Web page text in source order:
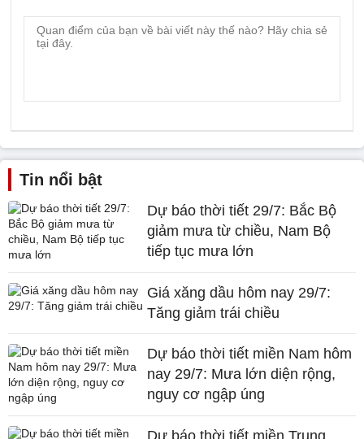
Tin nổi bật
Dự báo thời tiết 29/7: Bắc Bộ
giảm mưa từ chiều, Nam Bộ
tiếp tục mưa lớn
Giá xăng dầu hôm nay 29/7:
Tăng giảm trái chiều
Dự báo thời tiết miền Nam hôm
nay 29/7: Mưa lớn diện rộng,
nguy cơ ngập úng
Dự báo thời tiết miền Trung